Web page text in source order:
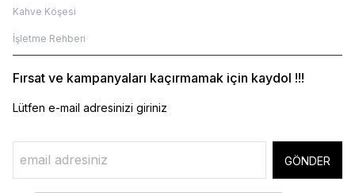
Kahve Köşesi
İşletme Rehberi
Fırsat ve kampanyaları kaçırmamak için kaydol !!!
Lütfen e-mail adresinizi giriniz
GÖNDER